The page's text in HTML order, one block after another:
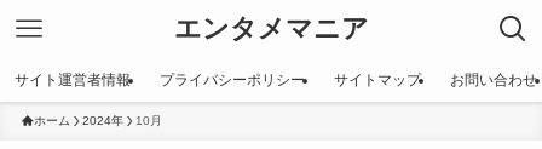
エンタメマニア
サイト運営者情報 プライバシーポリシー サイトマップ お問い合わせ
ホーム 2024年 10月